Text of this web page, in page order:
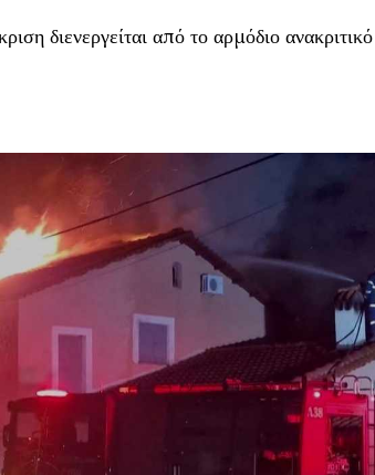
διενεργείται από το αρμόδιο ανακριτικό